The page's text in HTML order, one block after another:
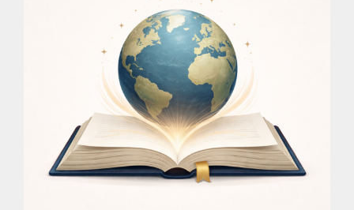
Themabekendmaking Jonge Balie
Congres 2026